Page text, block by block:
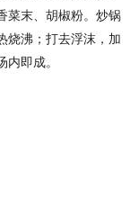
菜末、胡椒粉。炒锅
烧沸；打去浮沫，加
即成。